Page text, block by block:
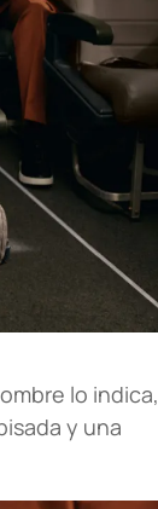
lo indica,
y una